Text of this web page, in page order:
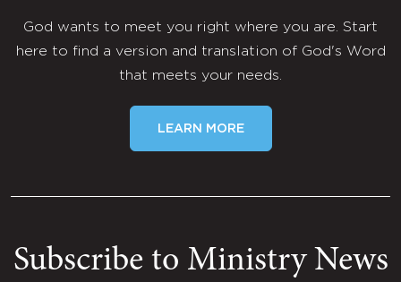
God wants to meet you right where you are. Start
here to find a version and translation of God's Word
that meets your needs.
LEARN MORE
Subscribe to Ministry News